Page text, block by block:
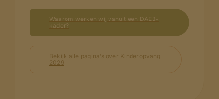
Waarom werken wij vanuit een DAEB-
kader?
Bekijk alle pagina’s over Kinderopvang
2029